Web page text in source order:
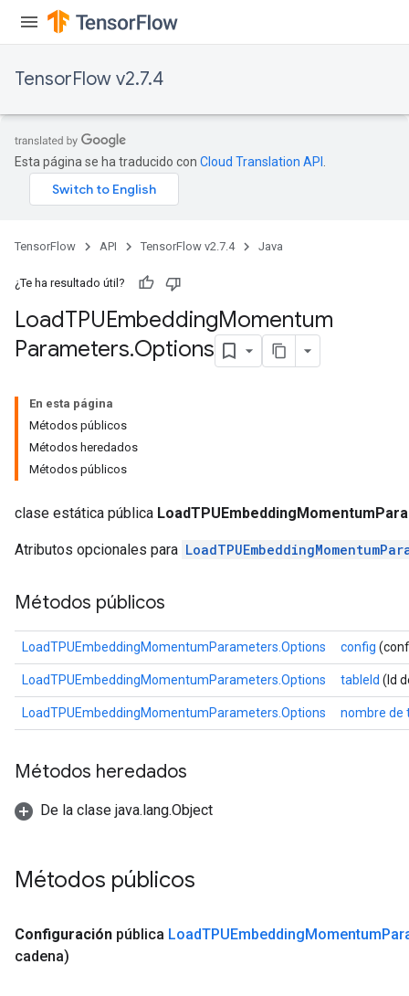
TensorFlow v2.7.4
Esta página se ha traducido con Cloud Translation API
TensorFlow API TensorFlow v2.7.4 Java
¿Te ha resultado útil?
LoadTPUEmbeddingMomentum
Parameters.Options
En esta página
Métodos públicos
Métodos heredados
Métodos públicos
clase estática pública
Atributos opcionales para
Métodos públicos
LoadTPUEmbeddingMomentumParameters.Options config
LoadTPUEmbeddingMomentumParameters.Options tableId (Id
LoadTPUEmbeddingMomentumParameters.Options nombre de
Métodos heredados
De la clase java.lang.Object
Métodos públicos
Configuración pública LoadTPUEmbeddingMomentum
cadena)